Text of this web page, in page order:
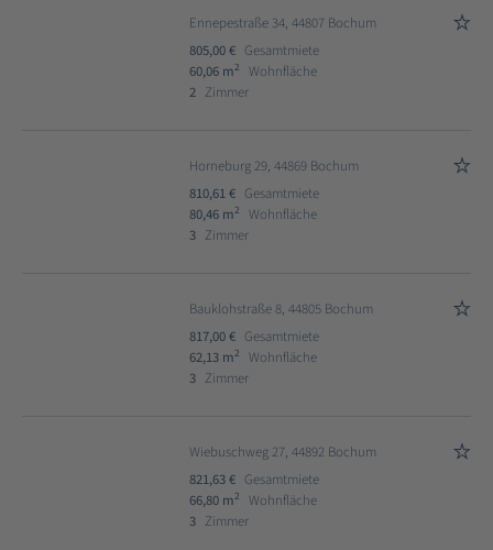
Ennepestraße 34, 44807 Bochum
805,00 € Gesamtmiete
60,06 m2
Wohnfläche
2 Zimmer
Horneburg 29, 44869 Bochum
810,61 € Gesamtmiete
80,46 m2
Wohnfläche
3 Zimmer
Bauklohstraße 8, 44805 Bochum
817,00 € Gesamtmiete
62,13 m2
Wohnfläche
3 Zimmer
Wiebuschweg 27, 44892 Bochum
821,63 € Gesamtmiete
66,80 m2
Wohnfläche
3 Zimmer